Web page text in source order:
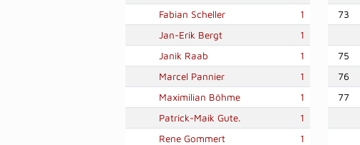
Fabian Scheller
1
Jan-Erik Bergt
1
Janik Raab
1
Marcel Pannier
1
Maximilian Böhme
1
Patrick-Maik Gute.
1
Rene Gommert
1
73
75
76
77